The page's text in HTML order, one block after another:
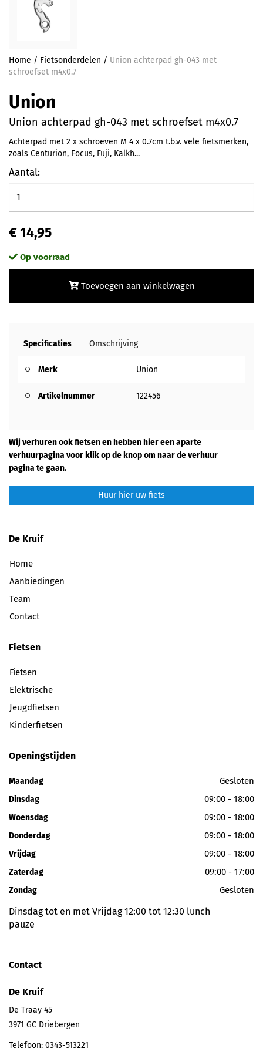
Home / Fietsonderdelen / Union achterpad gh-043 met
schroefset m4x0.7
Union
Union achterpad gh-043 met schroefset m4x0.7
Achterpad met 2 x schroeven M 4 x 0.7cm t.b.v. vele fietsmerken,
zoals Centurion, Focus, Fuji, Kalkh...
Aantal:
€ 14,95
Op voorraad
Toevoegen aan winkelwagen
Specificaties Omschrijving
Merk Union
Artikelnummer 122456
Wij verhuren ook fietsen en hebben hier een aparte
verhuurpagina voor klik op de knop om naar de verhuur
pagina te gaan.
Huur hier uw fiets
De Kruif
Home
Aanbiedingen
Team
Contact
Fietsen
Fietsen
Elektrische
Jeugdfietsen
Kinderfietsen
Openingstijden
Maandag Gesloten
Dinsdag 09:00 - 18:00
Woensdag 09:00 - 18:00
Donderdag 09:00 - 18:00
Vrijdag 09:00 - 18:00
Zaterdag 09:00 - 17:00
Zondag Gesloten
Dinsdag tot en met Vrijdag 12:00 tot 12:30 lunch
pauze
Contact
De Kruif
De Traay 45
3971 GC Driebergen
Telefoon: 0343-513221